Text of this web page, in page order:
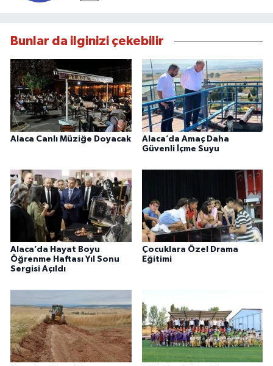
Bunlar da ilginizi çekebilir
Alaca Canlı Müziğe Doyacak
Alaca’da Amaç Daha
Güvenli İçme Suyu
Alaca’da Hayat Boyu
Öğrenme Haftası Yıl Sonu
Sergisi Açıldı
Çocuklara Özel Drama
Eğitimi